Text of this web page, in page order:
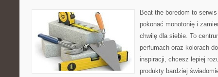
Beat the boredom to
pokonać monotonię i
chwilę dla siebie. To
perfumach oraz kolorach
inspiracji, chcesz lepiej
produkty bardziej